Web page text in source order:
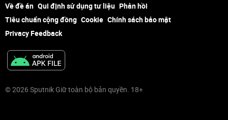
Về đề án Qui định sử dụng tư liệu Phản hồi
Tiêu chuẩn cộng đồng Cookie Chính sách bảo mật
Privacy Feedback
© 2026 Sputnik Giữ toàn bộ bản quyền. 18+